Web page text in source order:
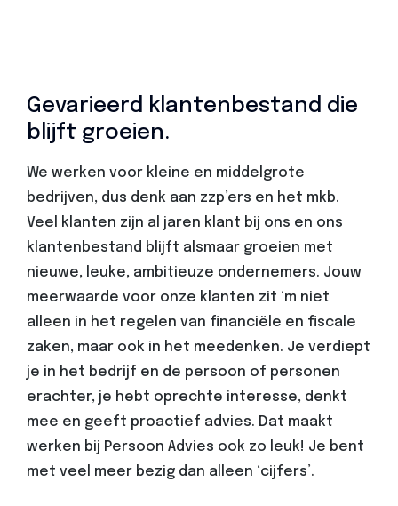
Gevarieerd klantenbestand die
blijft groeien.
We werken voor kleine en middelgrote
bedrijven, dus denk aan zzp’ers en het mkb.
Veel klanten zijn al jaren klant bij ons en ons
klantenbestand blijft alsmaar groeien met
nieuwe, leuke, ambitieuze ondernemers. Jouw
meerwaarde voor onze klanten zit ‘m niet
alleen in het regelen van financiële en fiscale
zaken, maar ook in het meedenken. Je verdiept
je in het bedrijf en de persoon of personen
erachter, je hebt oprechte interesse, denkt
mee en geeft proactief advies. Dat maakt
werken bij Persoon Advies ook zo leuk! Je bent
met veel meer bezig dan alleen ‘cijfers’.